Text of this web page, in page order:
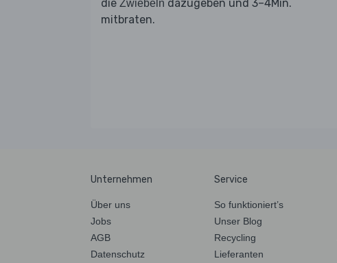
die Zwiebeln dazugeben und 3–4Min.
mitbraten.
Unternehmen
Über uns
Jobs
AGB
Datenschutz
Service
So funktioniert’s
Unser Blog
Recycling
Lieferanten